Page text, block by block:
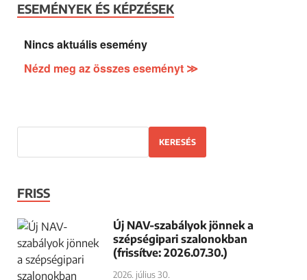
ESEMÉNYEK ÉS KÉPZÉSEK
Nincs aktuális esemény
Nézd meg az összes eseményt ≫
KERESÉS
FRISS
Új NAV-szabályok jönnek a
szépségipari szalonokban
(frissítve: 2026.07.30.)
2026. július 30.